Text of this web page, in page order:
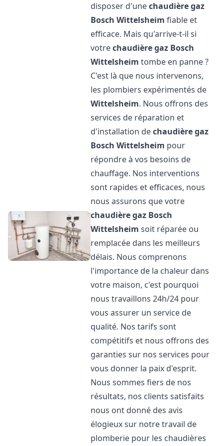
disposer d'unechaudière gaz
Bosch Wittelsheim fiable et
efficace. Mais qu'arrive-t-il si
votrechaudière gaz Bosch
Wittelsheim tombe en panne ?
C'est là que nous intervenons,
les plombiers expérimentés de
Wittelsheim. Nous offrons des
services de réparation et
d'installation dechaudière gaz
Bosch Wittelsheim pour
répondre à vos besoins de
chauffage. Nos interventions
sont rapides et efficaces, nous
nous assurons que votre
chaudière gaz Bosch
Wittelsheim soit réparée ou
remplacée dans les meilleurs
délais. Nous comprenons
l'importance de la chaleur dans
votre maison, c'est pourquoi
nous travaillons 24h/24 pour
vous assurer un service de
qualité. Nos tarifs sont
compétitifs et nous offrons des
garanties sur nos services pour
vous donner la paix d'esprit.
Nous sommes fiers de nos
résultats, nos clients satisfaits
nous ont donné des avis
élogieux sur notre travail de
plomberie pour les chaudières